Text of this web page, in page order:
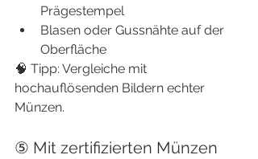
Prägestempel
Blasen oder Gussnähte auf der
Oberfläche
🧠 Tipp: Vergleiche mit
hochauflösenden Bildern echter
Münzen.
⑤ Mit zertifizierten Münzen